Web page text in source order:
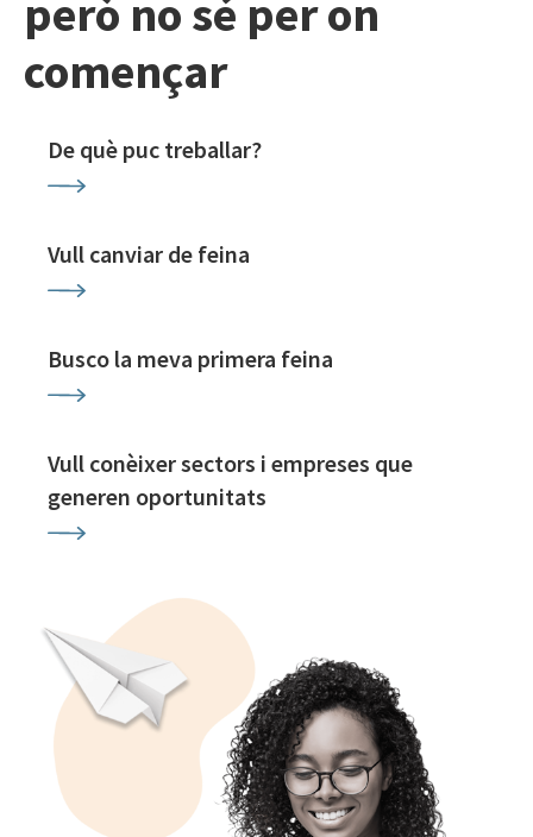
però no sé per on
començar
De què puc treballar?
Vull canviar de feina
Busco la meva primera feina
Vull conèixer sectors i empreses que
generen oportunitats